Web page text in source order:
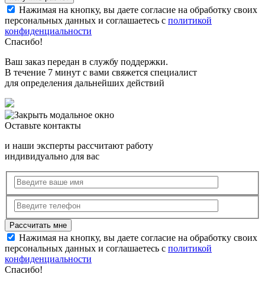
Нажимая на кнопку, вы даете согласие на обработку своих
персональных данных и соглашаетесь с политикой
конфиденциальности
Спасибо!
Ваш заказ передан в службу поддержки.
В течение 7 минут с вами свяжется специалист
для определения дальнейших действий
Оставьте контакты
и наши эксперты рассчитают работу
индивидуально для вас
Нажимая на кнопку, вы даете согласие на обработку своих
персональных данных и соглашаетесь с политикой
конфиденциальности
Спасибо!